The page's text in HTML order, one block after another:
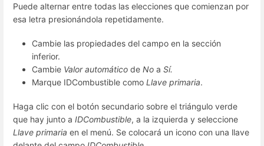
Puede alternar entre todas las elecciones que comienzan por
esa letra presionándola repetidamente.
Cambie las propiedades del campo en la sección
inferior.
Cambie Valor automático de No a Sí.
Marque IDCombustible como Llave primaria.
Haga clic con el botón secundario sobre el triángulo verde
que hay junto a IDCombustible, a la izquierda y seleccione
Llave primaria en el menú. Se colocará un icono con una llave